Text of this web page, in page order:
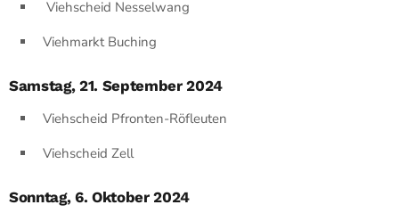
Viehscheid Nesselwang
Viehmarkt Buching
Samstag, 21. September 2024
Viehscheid Pfronten-Röfleuten
Viehscheid Zell
Sonntag, 6. Oktober 2024